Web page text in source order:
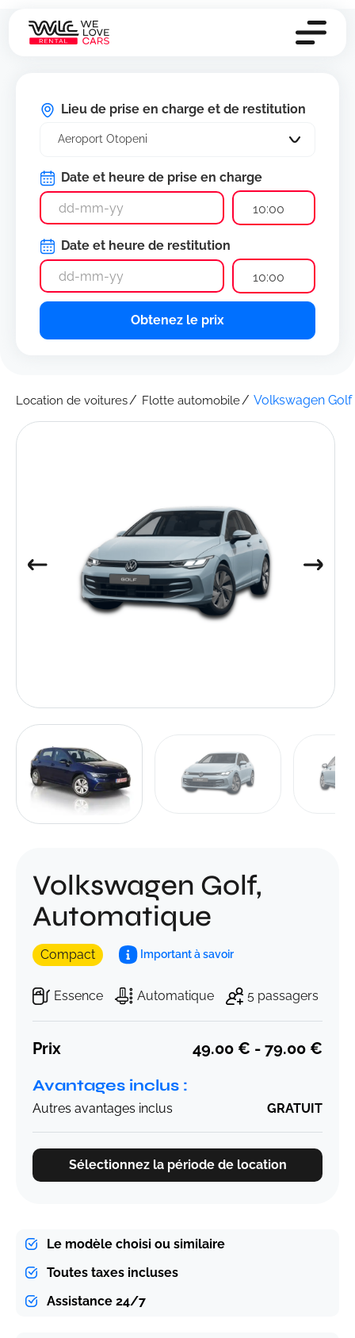
Lieu de prise en charge et de restitution
Aeroport Otopeni
Date et heure de prise en charge
10:00
Date et heure de restitution
10:00
Obtenez le prix
Location de voitures Flotte automobile Volkswagen Golf
Volkswagen Golf,
Automatique
Compact Important à savoir
Essence Automatique 5 passagers
Prix 49.00 € - 79.00 €
Avantages inclus :
Autres avantages inclus GRATUIT
Sélectionnez la période de location
Le modèle choisi ou similaire
Toutes taxes incluses
Assistance 24/7